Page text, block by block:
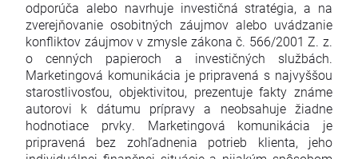
odporúča alebo navrhuje investičná stratégia, a na
zverejňovanie osobitných záujmov alebo uvádzanie
konfliktov záujmov v zmysle zákona č. 566/2001 Z. z.
o cenných papieroch a investičných službách.
Marketingová komunikácia je pripravená s najvyššou
starostlivosťou, objektivitou, prezentuje fakty známe
autorovi k dátumu prípravy a neobsahuje žiadne
hodnotiace prvky. Marketingová komunikácia je
pripravená bez zohľadnenia potrieb klienta, jeho